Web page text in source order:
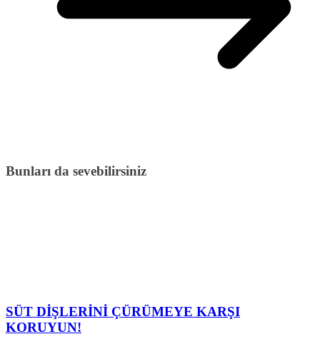
Bunları da sevebilirsiniz
SÜT DİŞLERİNİ ÇÜRÜMEYE KARŞI
KORUYUN!